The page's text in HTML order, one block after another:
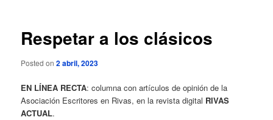
Respetar a los clásicos
Posted on2 abril, 2023
EN LÍNEA RECTA: columna con artículos de opinión de la
Asociación Escritores en Rivas, en la revista digital RIVAS
ACTUAL.